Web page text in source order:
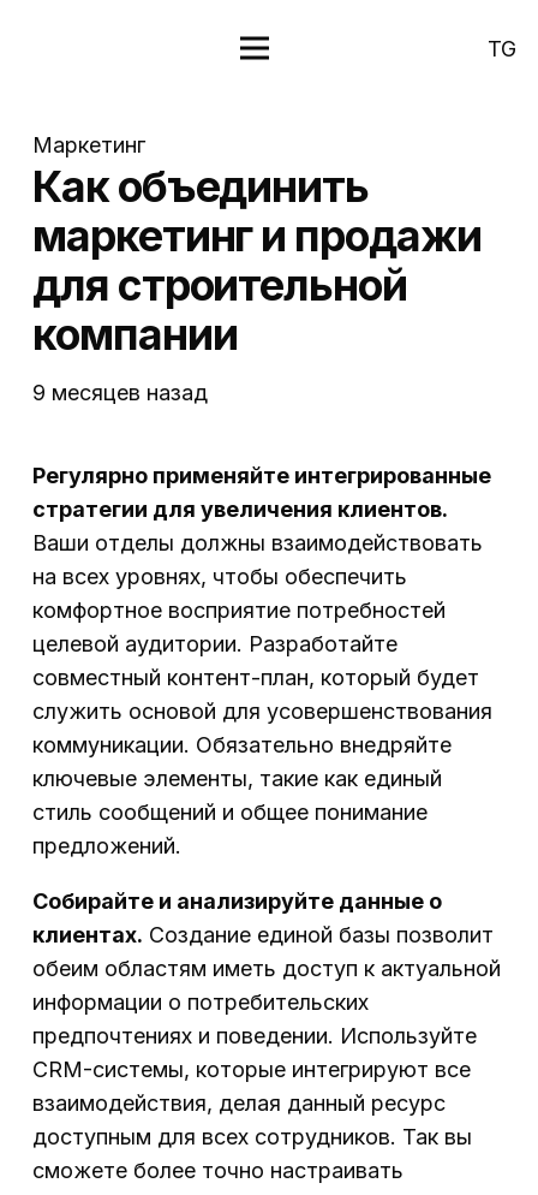
TG
Маркетинг
Как объединить
маркетинг и продажи
для строительной
компании
9 месяцев назад
Регулярно применяйте интегрированные
стратегии для увеличения клиентов.
Ваши отделы должны взаимодействовать
на всех уровнях, чтобы обеспечить
комфортное восприятие потребностей
целевой аудитории. Разработайте
совместный контент-план, который будет
служить основой для усовершенствования
коммуникации. Обязательно внедряйте
ключевые элементы, такие как единый
стиль сообщений и общее понимание
предложений.
Собирайте и анализируйте данные о
клиентах. Создание единой базы позволит
обеим областям иметь доступ к актуальной
информации о потребительских
предпочтениях и поведении. Используйте
CRM-системы, которые интегрируют все
взаимодействия, делая данный ресурс
доступным для всех сотрудников. Так вы
сможете более точно настраивать